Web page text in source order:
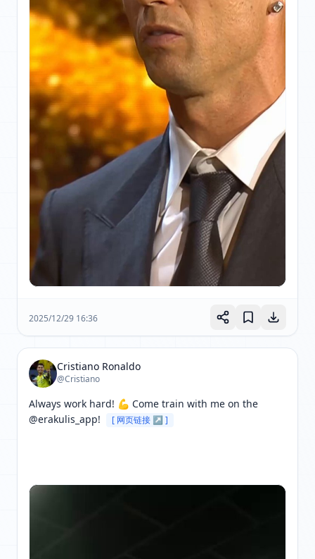
2025/12/29 16:36
Cristiano Ronaldo
@Cristiano
Always work hard! 💪 Come train with me on the
@erakulis_app!
[ 网页链接 ↗ ]